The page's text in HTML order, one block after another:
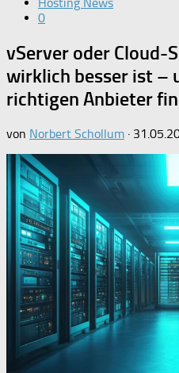
0
vServer oder Cloud-
wirklich besser ist –
richtigen Anbieter
von Norbert Schollum ·